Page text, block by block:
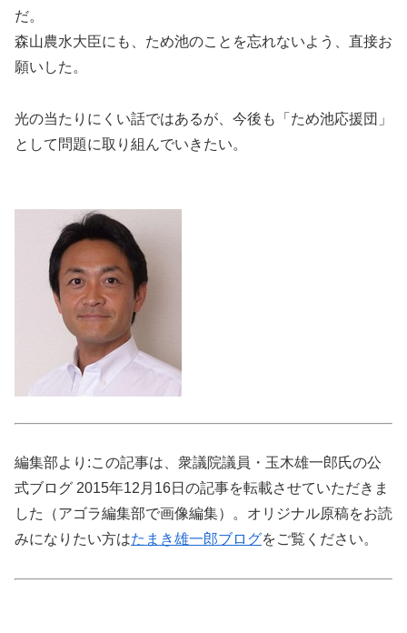
だ。
森山農水大臣にも、ため池のことを忘れないよう、直接お
願いした。
光の当たりにくい話ではあるが、今後も「ため池応援団」
として問題に取り組んでいきたい。
編集部より:この記事は、衆議院議員・玉木雄一郎氏の公
式ブログ 2015年12月16日の記事を転載させていただきま
した（アゴラ編集部で画像編集）。オリジナル原稿をお読
みになりたい方はたまき雄一郎ブログをご覧ください。